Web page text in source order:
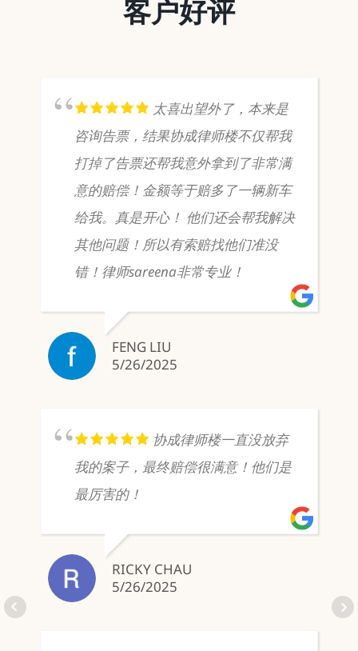
客户好评
太喜出望外了，本来是
咨询告票，结果协成律师楼不仅帮我
打掉了告票还帮我意外拿到了非常满
意的赔偿！金额等于赔多了一辆新车
给我。真是开心！ 他们还会帮我解决
其他问题！所以有索赔找他们准没
错！律师sareena非常专业！
FENG LIU
5/26/2025
协成律师楼一直没放弃
我的案子，最终赔偿很满意！他们是
最厉害的！
RICKY CHAU
5/26/2025